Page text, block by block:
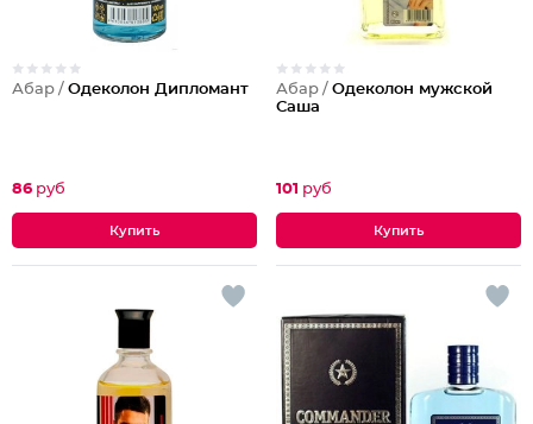
Абар / Одеколон Дипломант
86 руб
Абар / Одеколон мужской
Саша
101 руб